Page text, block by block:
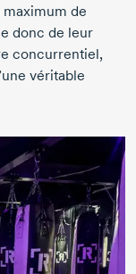
de
donc de leur
concurrentiel,
véritable